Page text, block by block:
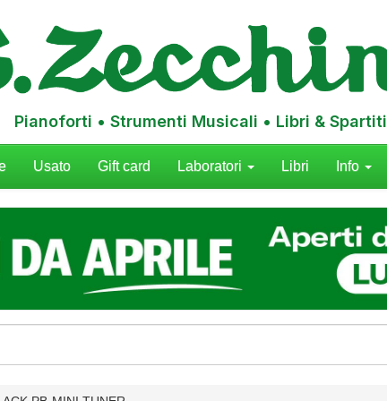
Pianoforti • Strumenti Musicali • Libri & Spartiti
Usato Gift card Laboratori Libri Info